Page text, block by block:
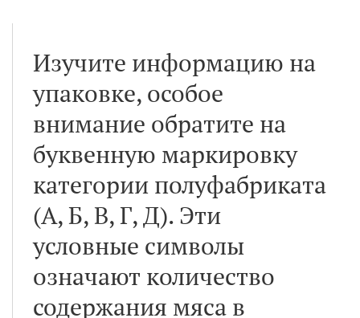
Изучите информацию на
упаковке, особое
внимание обратите на
буквенную маркировку
категории полуфабриката
(А, Б, B, Г, Д). Эти
условные символы
означают количество
содержания мяса в